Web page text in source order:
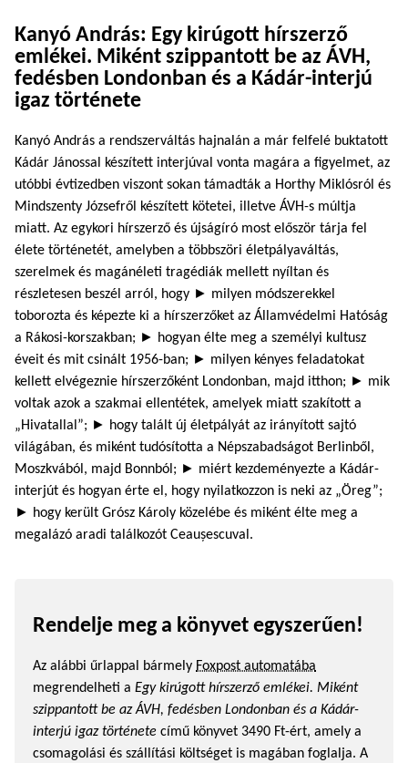
Kanyó András: Egy kirúgott hírszerző
emlékei. Miként szippantott be az ÁVH,
fedésben Londonban és a Kádár-interjú
igaz története
Kanyó András a rendszerváltás hajnalán a már felfelé buktatott
Kádár Jánossal készített interjúval vonta magára a figyelmet, az
utóbbi évtizedben viszont sokan támadták a Horthy Miklósról és
Mindszenty Józsefről készített kötetei, illetve ÁVH-s múltja
miatt. Az egykori hírszerző és újságíró most először tárja fel
élete történetét, amelyben a többszöri életpályaváltás,
szerelmek és magán­életi tragédiák mellett nyíltan és
részletesen beszél arról, hogy ► milyen módszerekkel
toborozta és képezte ki a hírszerzőket az Államvédelmi Hatóság
a Rákosi-korszakban; ► hogyan élte meg a személyi kultusz
éveit és mit csinált 1956-ban; ► milyen kényes feladatokat
kellett elvégeznie hírszerzőként Londonban, majd itthon; ► mik
voltak azok a szakmai ellentétek, amelyek miatt szakított a
„Hivatallal”; ► hogy talált új életpályát az irányított sajtó
világában, és miként tudósította a Népszabadságot Berlinből,
Moszkvából, majd Bonnból; ► miért kezdeményezte a Kádár-
interjút és hogyan érte el, hogy nyilatkozzon is neki az „Öreg”;
► hogy került Grósz Károly közelébe és miként élte meg a
megalázó aradi találkozót Ceaușescuval.
Rendelje meg a könyvet egyszerűen!
Az alábbi űrlappal bármely Foxpost automatába
megrendelheti a Egy kirúgott hírszerző emlékei. Miként
szippantott be az ÁVH, fedésben Londonban és a Kádár-
interjú igaz története című könyvet 3490 Ft-ért, amely a
csomagolási és szállítási költséget is magában foglalja. A